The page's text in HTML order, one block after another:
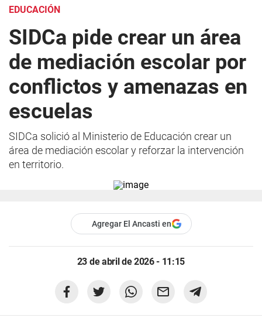
EDUCACIÓN
SIDCa pide crear un área
de mediación escolar por
conflictos y amenazas en
escuelas
SIDCa solició al Ministerio de Educación crear un
área de mediación escolar y reforzar la intervención
en territorio.
Agregar El Ancasti en
23 de abril de 2026 - 11:15